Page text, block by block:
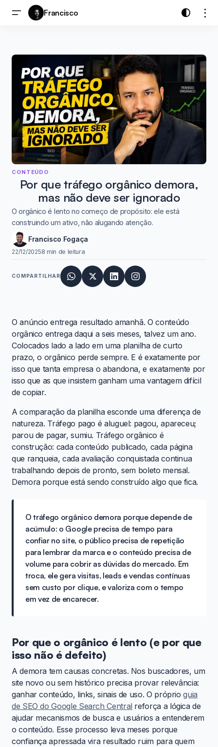
Francisco
CONTEÚDO
Por que tráfego orgânico demora,
mas não deve ser ignorado
O orgânico é lento no começo de propósito: ele está
construindo um ativo, não alugando atenção.
Francisco Fogaça
22/12/20258 min de leitura
COMPARTILHAR
O anúncio entrega resultado amanhã. O conteúdo
orgânico entrega daqui a seis meses, talvez um ano.
Colocados lado a lado em uma planilha de curto
prazo, o orgânico perde sempre. E é exatamente por
isso que tanta empresa o abandona, e exatamente por
isso que as que insistem ganham uma vantagem difícil
de copiar.
A comparação da planilha esconde uma diferença de
natureza. Tráfego pago é aluguel: pagou, apareceu;
parou de pagar, sumiu. Tráfego orgânico é
construção: cada conteúdo publicado, cada página
que ranqueia, cada avaliação conquistada continua
trabalhando depois de pronto, sem boleto mensal.
Demora porque está sendo construído algo que fica.
O tráfego orgânico demora porque depende de
acúmulo: o Google precisa de tempo para
confiar no site, o público precisa de repetição
para lembrar da marca e o conteúdo precisa de
volume para cobrir as dúvidas do mercado. Em
troca, ele gera visitas, leads e vendas contínuas
sem custo por clique, e valoriza com o tempo
em vez de encarecer.
Por que o orgânico é lento (e por que
isso não é defeito)
A demora tem causas concretas. Nos buscadores, um
site novo ou sem histórico precisa provar relevância:
ganhar conteúdo, links, sinais de uso. O próprioguia
de SEO do Google Search Central reforça a lógica de
ajudar mecanismos de busca e usuários a entenderem
o conteúdo. Esse processo leva meses porque
confiança apressada vira resultado ruim para quem